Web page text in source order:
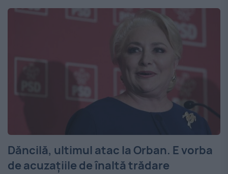
Dăncilă, ultimul atac la Orban. E vorba
de acuzațiile de înaltă trădare